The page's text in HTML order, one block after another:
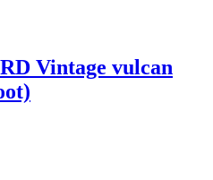
Vintage vulcan